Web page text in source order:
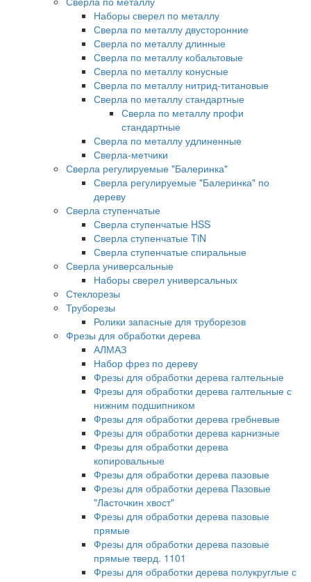
Наборы сверел по металлу
Сверла по металлу двусторонние
Сверла по металлу длинные
Сверла по металлу кобальтовые
Сверла по металлу конусные
Сверла по металлу нитрид-титановые
Сверла по металлу стандартные
Сверла по металлу профи
стандартные
Сверла по металлу удлиненные
Сверла-метчики
Сверла регулируемые "Балеринка"
Сверла регулируемые "Балеринка" по
дереву
Сверла ступенчатые
Сверла ступенчатые HSS
Сверла ступенчатые TiN
Сверла ступенчатые спиральные
Сверла универсальные
Наборы сверел универсальных
Стеклорезы
Труборезы
Ролики запасные для труборезов
Фрезы для обработки дерева
АЛМАЗ
Набор фрез по дереву
Фрезы для обработки дерева галтельные
Фрезы для обработки дерева галтельные с
нижним подшипником
Фрезы для обработки дерева гребневые
Фрезы для обработки дерева карнизные
Фрезы для обработки дерева
копировальные
Фрезы для обработки дерева пазовые
Фрезы для обработки дерева Пазовые
"Ласточкин хвост"
Фрезы для обработки дерева пазовые
прямые
Фрезы для обработки дерева пазовые
прямые тверд. 1101
Фрезы для обработки дерева полукруглые с